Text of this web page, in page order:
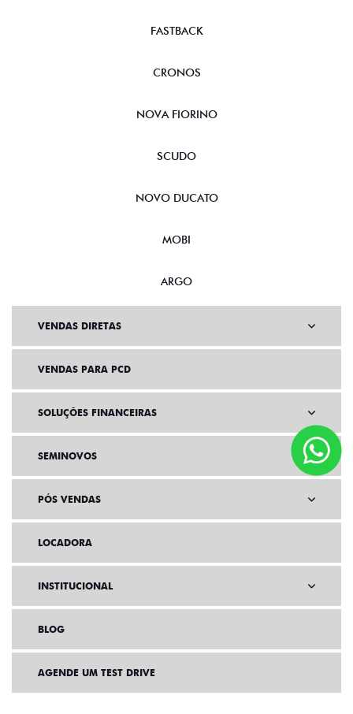
FASTBACK
CRONOS
NOVA FIORINO
SCUDO
NOVO DUCATO
MOBI
ARGO
VENDAS DIRETAS
VENDAS PARA PCD
SOLUÇÕES FINANCEIRAS
SEMINOVOS
PÓS VENDAS
LOCADORA
INSTITUCIONAL
BLOG
AGENDE UM TEST DRIVE